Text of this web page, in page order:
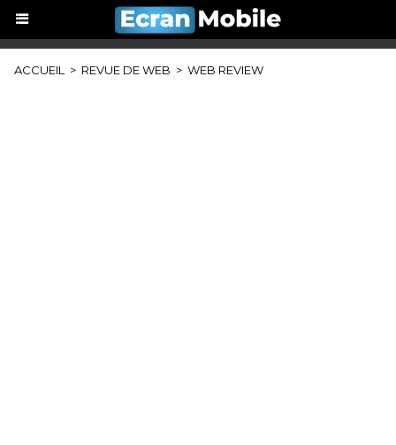
ACCUEIL > REVUE DE WEB > WEB REVIEW